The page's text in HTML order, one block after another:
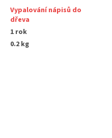
Vypalování nápisů do
dřeva
1 rok
0.2 kg